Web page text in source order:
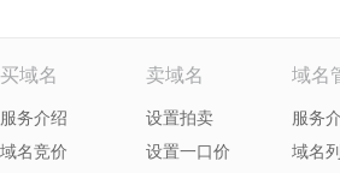
买域名
服务介绍
域名竞价
卖域名
设置拍卖
设置一口价
域名
服务
域名